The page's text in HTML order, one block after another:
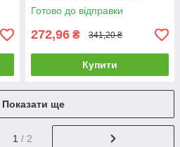
Готово до відправки
272,96 ₴ 341,20 ₴
Купити
Показати ще
1 / 2